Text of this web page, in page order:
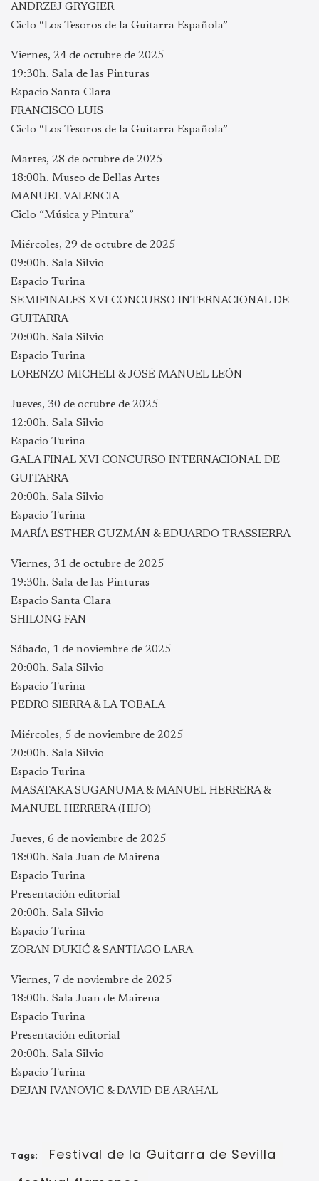
ANDRZEJ GRYGIER
Ciclo “Los Tesoros de la Guitarra Española”
Viernes, 24 de octubre de 2025
19:30h. Sala de las Pinturas
Espacio Santa Clara
FRANCISCO LUIS
Ciclo “Los Tesoros de la Guitarra Española”
Martes, 28 de octubre de 2025
18:00h. Museo de Bellas Artes
MANUEL VALENCIA
Ciclo “Música y Pintura”
Miércoles, 29 de octubre de 2025
09:00h. Sala Silvio
Espacio Turina
SEMIFINALES XVI CONCURSO INTERNACIONAL DE
GUITARRA
20:00h. Sala Silvio
Espacio Turina
LORENZO MICHELI & JOSÉ MANUEL LEÓN
Jueves, 30 de octubre de 2025
12:00h. Sala Silvio
Espacio Turina
GALA FINAL XVI CONCURSO INTERNACIONAL DE
GUITARRA
20:00h. Sala Silvio
Espacio Turina
MARÍA ESTHER GUZMÁN & EDUARDO TRASSIERRA
Viernes, 31 de octubre de 2025
19:30h. Sala de las Pinturas
Espacio Santa Clara
SHILONG FAN
Sábado, 1 de noviembre de 2025
20:00h. Sala Silvio
Espacio Turina
PEDRO SIERRA & LA TOBALA
Miércoles, 5 de noviembre de 2025
20:00h. Sala Silvio
Espacio Turina
MASATAKA SUGANUMA & MANUEL HERRERA &
MANUEL HERRERA (HIJO)
Jueves, 6 de noviembre de 2025
18:00h. Sala Juan de Mairena
Espacio Turina
Presentación editorial
20:00h. Sala Silvio
Espacio Turina
ZORAN DUKIĆ & SANTIAGO LARA
Viernes, 7 de noviembre de 2025
18:00h. Sala Juan de Mairena
Espacio Turina
Presentación editorial
20:00h. Sala Silvio
Espacio Turina
DEJAN IVANOVIC & DAVID DE ARAHAL
Tags:
Festival de la Guitarra de Sevilla